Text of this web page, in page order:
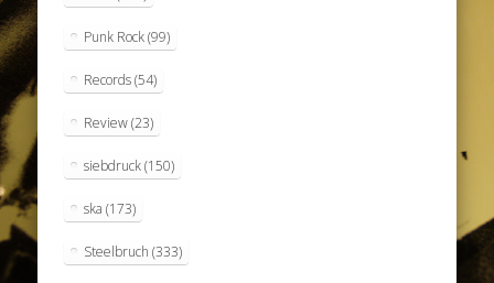
Punk Rock(99)
Records(54)
Review(23)
siebdruck(150)
ska (173)
Steelbruch (333)